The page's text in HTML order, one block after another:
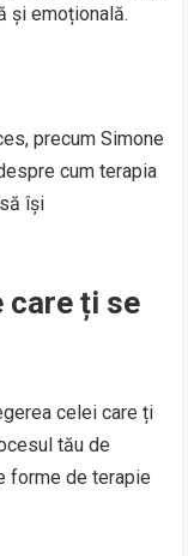
și emoțională.
precum Simone
cum terapia
își
care ți se
celei care ți
tău de
forme de terapie